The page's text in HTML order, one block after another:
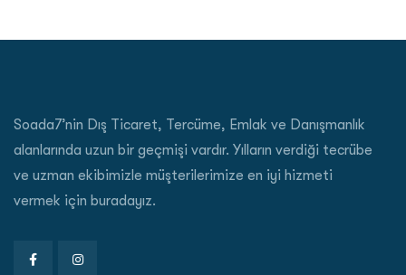
Soada7’nin Dış Ticaret, Tercüme, Emlak ve Danışmanlık
alanlarında uzun bir geçmişi vardır. Yılların verdiği tecrübe
ve uzman ekibimizle müşterilerimize en iyi hizmeti
vermek için buradayız.